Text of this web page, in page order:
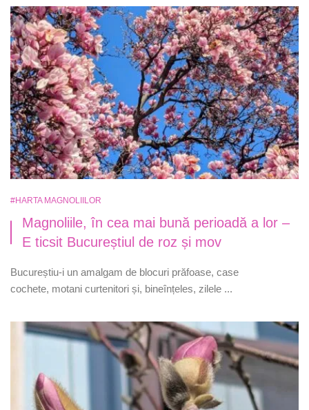
#HARTA MAGNOLIILOR
Magnoliile, în cea mai bună perioadă a lor –
E ticsit Bucureștiul de roz și mov
Bucureștiu-i un amalgam de blocuri prăfoase, case
cochete, motani curtenitori și, bineînțeles, zilele ...